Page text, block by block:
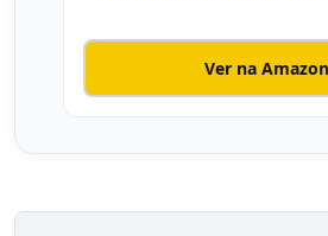
Ver na Amazon